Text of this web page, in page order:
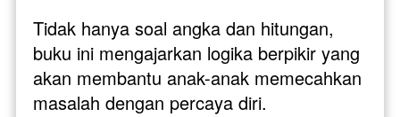
Tidak hanya soal angka dan hitungan,
buku ini mengajarkan logika berpikir yang
akan membantu anak-anak memecahkan
masalah dengan percaya diri.